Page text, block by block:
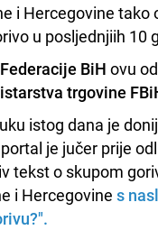
i Hercegovine tako
u posljednjiih 10
BiH ovu
trgovine
istog dana je
je jučer prije
tekst o skupom
i Hercegovine s